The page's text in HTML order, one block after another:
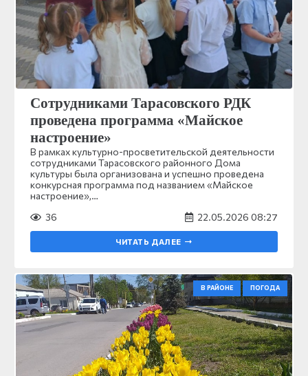
Сотрудниками Тарасовского РДК
проведена программа «Майское
настроение»
В рамках культурно-просветительской деятельности
сотрудниками Тарасовского районного Дома
культуры была организована и успешно проведена
конкурсная программа под названием «Майское
настроение»,…
36
22.05.2026 08:27
ЧИТАТЬ ДАЛЕЕ
В РАЙОНЕ ПОГОДА